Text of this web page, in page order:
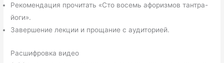
Рекомендация прочитать «Сто восемь афоризмов тантра-
йоги».
Завершение лекции и прощание с аудиторией.
Расшифровка видео